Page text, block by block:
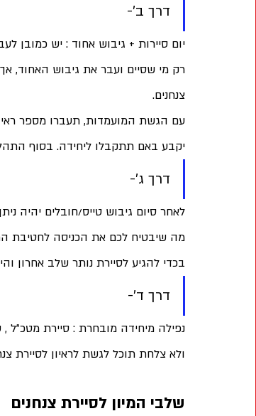
דרך ב'-
יום סיירות + גיבוש אחוד : יש כמובן לעבור את יום
רק מי שסיים ועבר את גיבוש האחוד,
צנחנים.
עם הגשת המועמדות, תעברו מספר
יקבע באם תתקבלו ליחידה. בסוף התהליך רק כ-30 מלשבים יתקבלו
דרך ג'-
לאחר סיום גיבוש טייס/חובלים יהיה
מה שיבטיח לכם את הכניסה
בכדי להגיע לסיירת נותר שלב אחרון
דרך ד'-
ולא צלחת תוכל לגשת לראיון לסיירת
שלבי המיון לסיירת צנחנים